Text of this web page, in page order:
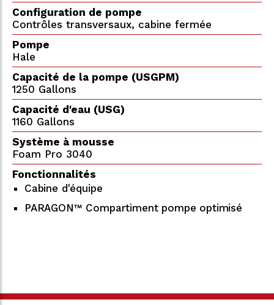
Configuration de pompe
Contrôles transversaux, cabine fermée
Pompe
Hale
Capacité de la pompe (USGPM)
1250 Gallons
Capacité d'eau (USG)
1160 Gallons
Système à mousse
Foam Pro 3040
Fonctionnalités
Cabine d'équipe
PARAGON™ Compartiment pompe optimisé